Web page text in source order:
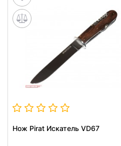
Нож Pirat Искатель VD67